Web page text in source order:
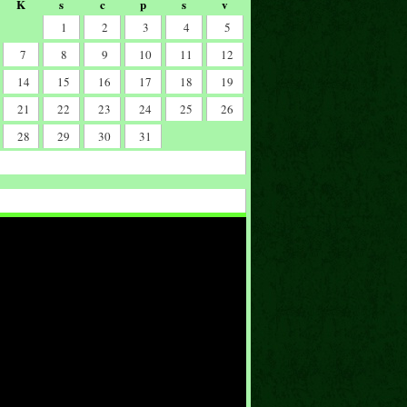
K s c p s v
1 2 3 4
5
7 8 9 10 11
12
14 15 16 17 18
19
21 22 23 24 25
26
28 29 30
31